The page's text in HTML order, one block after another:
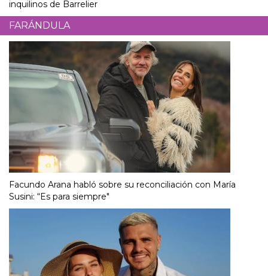
inquilinos de Barrelier
FARÁNDULA
Facundo Arana habló sobre su reconciliación con María
Susini: “Es para siempre"